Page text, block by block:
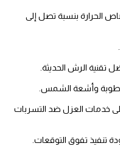
الحرارة بنسبة تصل إلى
تقنية الرش الحديثة.
وأشعة الشمس.
خدمات العزل ضد التسربات
تنفيذ تفوق التوقعات.